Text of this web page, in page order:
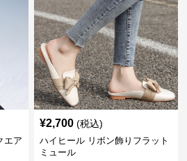
エア
¥2,700 (税込)
ハイヒール リボン飾りフラット
ミュール